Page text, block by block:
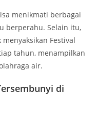
menikmati berbagai
berperahu. Selain itu,
Festival
tahun, menampilkan
air.
di